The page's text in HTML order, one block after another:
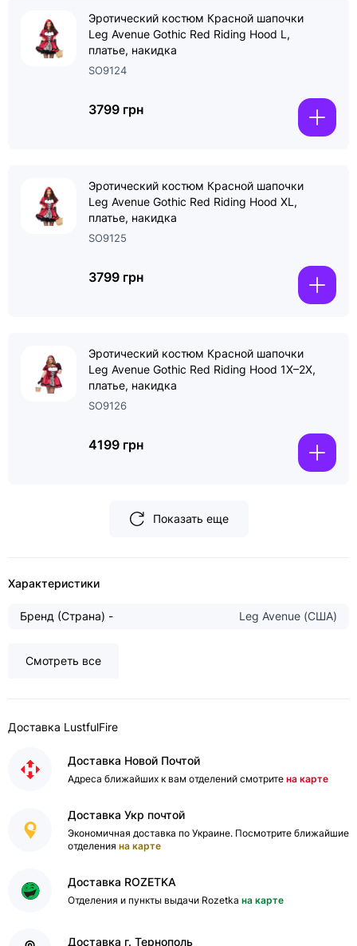
Эротический костюм Красной шапочки
Leg Avenue Gothic Red Riding Hood L,
платье, накидка
SO9124
3799 грн
Эротический костюм Красной шапочки
Leg Avenue Gothic Red Riding Hood XL,
платье, накидка
SO9125
3799 грн
Эротический костюм Красной шапочки
Leg Avenue Gothic Red Riding Hood 1X–2X,
платье, накидка
SO9126
4199 грн
Показать еще
Характеристики
Бренд (Страна) - Leg Avenue (США)
Смотреть все
Доставка LustfulFire
Доставка Новой Почтой
Адреса ближайших к вам отделений смотрите на карте
Доставка Укр почтой
Экономичная доставка по Украине. Посмотрите ближайшие
отделения на карте
Доставка ROZETKA
Отделения и пункты выдачи Rozetka на карте
Доставка г. Тернополь